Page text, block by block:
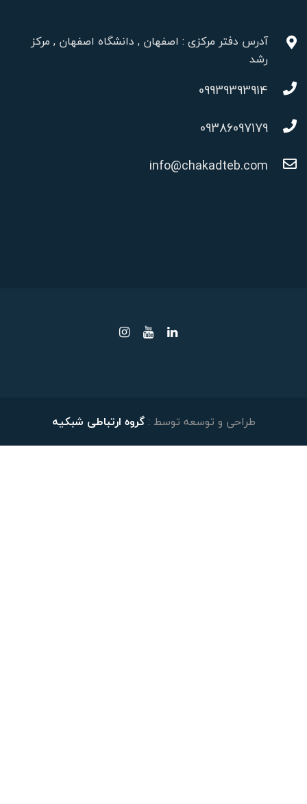
آدرس دفتر مرکزی : اصفهان , دانشگاه اصفهان , مرکز
رشد
09939393914
09386097179
info@chakadteb.com
طراحی و توسعه توسط :گروه ارتباطی شبکیه